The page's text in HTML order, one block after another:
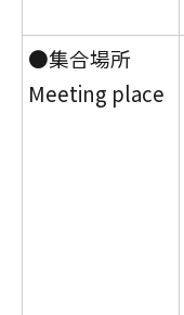
●集合場所
Meeting place